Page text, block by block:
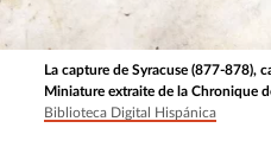
La capture de Syracuse (877-878),
Miniature extraite de la Chronique
Biblioteca Digital Hispánica